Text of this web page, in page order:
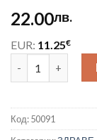
22.00лв.
EUR: 11.25€
количество за
Код:50091